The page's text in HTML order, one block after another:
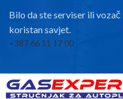
Bilo da ste serviser ili
koristan savjet.
+387 66 11 17 00